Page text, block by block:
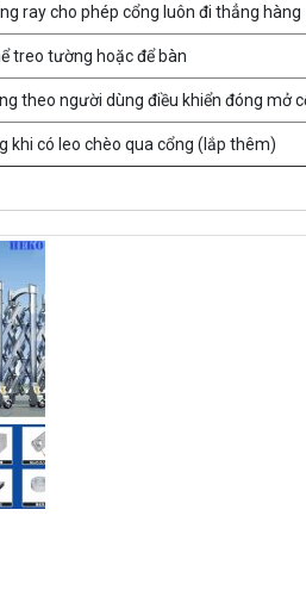
ray cho phép cổng luôn đi thẳng hàng
treo tường hoặc để bàn
theo người dùng điều khiển đóng mở
khi có leo chèo qua cổng (lắp thêm)